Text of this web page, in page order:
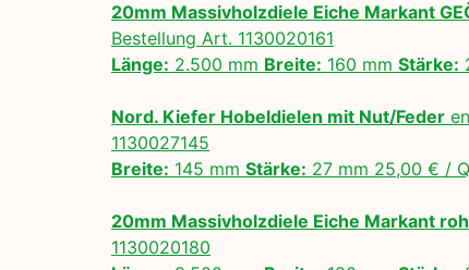
20mm Massivholzdiele Eiche Markant
Bestellung Art. 1130020161
Länge: 2.500 mm Breite: 160 mm Stärke:
Nord. Kiefer Hobeldielen mit Nut/Feder
1130027145
Breite: 145 mm Stärke: 27 mm 25,00 € /
20mm Massivholzdiele Eiche Markant roh
1130020180